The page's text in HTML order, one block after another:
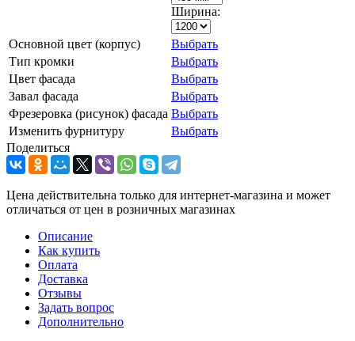
Ширина:
Основной цвет (корпус)
Выбрать
Тип кромки
Выбрать
Цвет фасада
Выбрать
Завал фасада
Выбрать
Фрезеровка (рисунок) фасада Выбрать
Изменить фурнитуру
Выбрать
Поделиться
Цена действительна только для интернет-магазина и может
отличаться от цен в розничных магазинах
Описание
Как купить
Оплата
Доставка
Отзывы
Задать вопрос
Дополнительно